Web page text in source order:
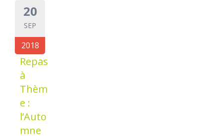
20
SEP
2018
Repas
à
Thèm
e :
l’Auto
mne